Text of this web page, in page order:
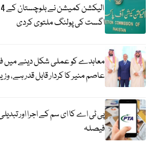
اگست کی پولنگ ملتوی کردی
معاہدے کو عملی شکل دینے میں
عاصم منیر کا کردار قابل قدر ہے،
پی ٹی اے کا ای سم کے اجرا اور
فیصلہ